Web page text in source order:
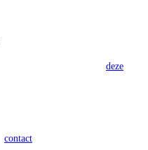
deze
contact